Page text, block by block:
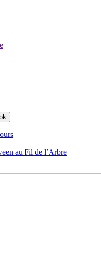
au Fil de l’Arbre